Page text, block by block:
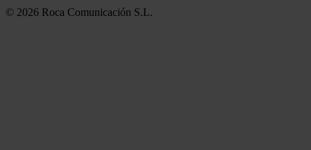
© 2026 Roca Comunicación S.L.